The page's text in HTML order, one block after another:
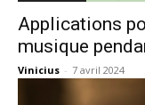
Applications
musique
Vinicius - 7 avril 2024